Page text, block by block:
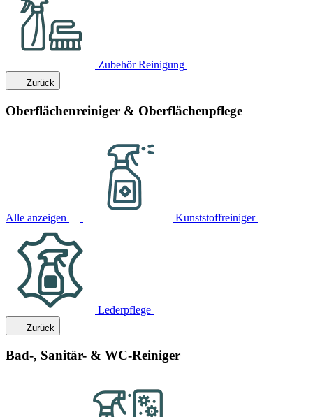
Zubehör Reinigung
Zurück
Oberflächenreiniger & Oberflächenpflege
Alle anzeigen Kunststoffreiniger
Lederpflege
Zurück
Bad-, Sanitär- & WC-Reiniger